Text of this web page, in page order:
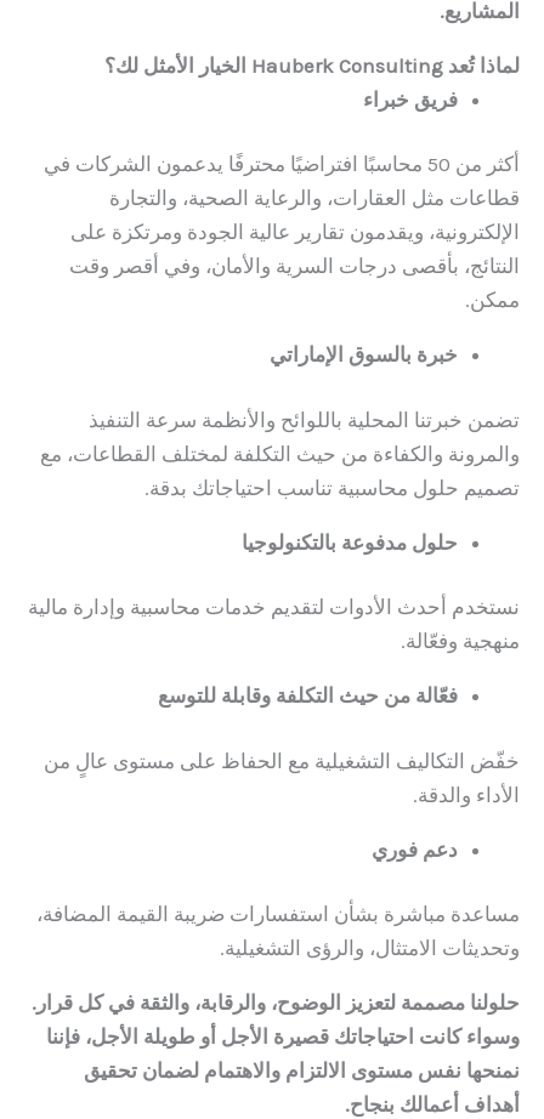
المشاريع.
لماذا تُعد Hauberk Consulting الخيار الأمثل لك؟
فريق خبراء
أكثر من 50 محاسبًا افتراضيًا محترفًا يدعمون الشركات في
قطاعات مثل العقارات، والرعاية الصحية، والتجارة
الإلكترونية، ويقدمون تقارير عالية الجودة ومرتكزة على
النتائج، بأقصى درجات السرية والأمان، وفي أقصر وقت
ممكن.
خبرة بالسوق الإماراتي
تضمن خبرتنا المحلية باللوائح والأنظمة سرعة التنفيذ
والمرونة والكفاءة من حيث التكلفة لمختلف القطاعات، مع
تصميم حلول محاسبية تناسب احتياجاتك بدقة.
حلول مدفوعة بالتكنولوجيا
نستخدم أحدث الأدوات لتقديم خدمات محاسبية وإدارة مالية
منهجية وفعّالة.
فعّالة من حيث التكلفة وقابلة للتوسع
خفّض التكاليف التشغيلية مع الحفاظ على مستوى عالٍ من
الأداء والدقة.
دعم فوري
مساعدة مباشرة بشأن استفسارات ضريبة القيمة المضافة،
وتحديثات الامتثال، والرؤى التشغيلية.
حلولنا مصممة لتعزيز الوضوح، والرقابة، والثقة في كل قرار.
وسواء كانت احتياجاتك قصيرة الأجل أو طويلة الأجل، فإننا
نمنحها نفس مستوى الالتزام والاهتمام لضمان تحقيق
أهداف أعمالك بنجاح.